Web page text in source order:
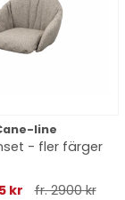
line
- fler färger
kr fr. 2900 kr